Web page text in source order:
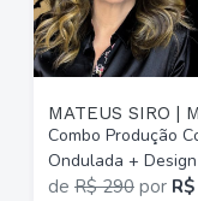
MATEUS SIRO |
Combo Produção
Ondulada +
de R$ 290 por